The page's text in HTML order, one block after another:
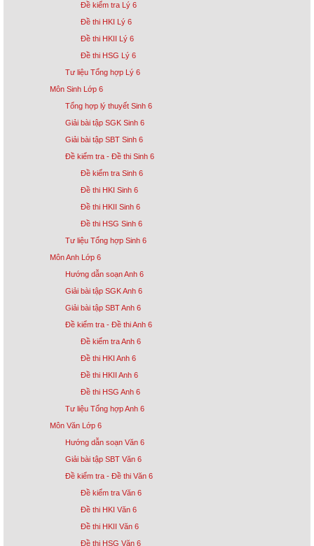
Đề kiểm tra Lý 6
Đề thi HKI Lý 6
Đề thi HKII Lý 6
Đề thi HSG Lý 6
Tư liệu Tổng hợp Lý 6
Môn Sinh Lớp 6
Tổng hợp lý thuyết Sinh 6
Giải bài tập SGK Sinh 6
Giải bài tập SBT Sinh 6
Đề kiểm tra - Đề thi Sinh 6
Đề kiểm tra Sinh 6
Đề thi HKI Sinh 6
Đề thi HKII Sinh 6
Đề thi HSG Sinh 6
Tư liệu Tổng hợp Sinh 6
Môn Anh Lớp 6
Hướng dẫn soạn Anh 6
Giải bài tập SGK Anh 6
Giải bài tập SBT Anh 6
Đề kiểm tra - Đề thi Anh 6
Đề kiểm tra Anh 6
Đề thi HKI Anh 6
Đề thi HKII Anh 6
Đề thi HSG Anh 6
Tư liệu Tổng hợp Anh 6
Môn Văn Lớp 6
Hướng dẫn soạn Văn 6
Giải bài tập SBT Văn 6
Đề kiểm tra - Đề thi Văn 6
Đề kiểm tra Văn 6
Đề thi HKI Văn 6
Đề thi HKII Văn 6
Đề thi HSG Văn 6